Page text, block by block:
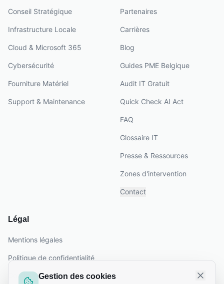
Conseil Stratégique
Infrastructure Locale
Cloud & Microsoft 365
Cybersécurité
Fourniture Matériel
Support & Maintenance
Partenaires
Carrières
Blog
Guides PME Belgique
Audit IT Gratuit
Quick Check AI Act
FAQ
Glossaire IT
Presse & Ressources
Zones d'intervention
Contact
Légal
Mentions légales
Politique de confidentialité
Conditions générales
Gestion des cookies